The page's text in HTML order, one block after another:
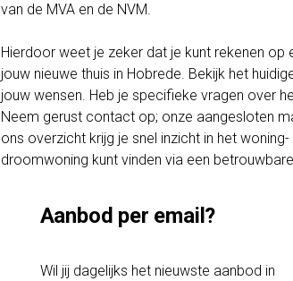
van de MVA en de NVM.
Hierdoor weet je zeker dat je kunt rekenen
jouw nieuwe thuis in Hobrede. Bekijk het
jouw wensen. Heb je specifieke vragen over
Neem gerust contact op; onze aangesloten
ons overzicht krijg je snel inzicht in het
droomwoning kunt vinden via een
Aanbod per email?
Wil jij dagelijks het nieuwste aanbod in